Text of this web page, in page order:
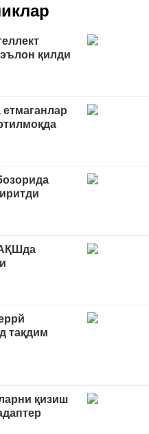
қилди
тақдим
қизиш